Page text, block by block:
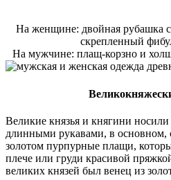
На женщине: двойная рубашка
скрепленный
На мужчине: плащ-корзно и
Великие князья и княгини
длинными рукавами, в основном,
золотом пурпурные плащи,
плече или груди красивой
великих князей был венец из